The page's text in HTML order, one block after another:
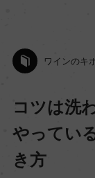
ワインのキ
コツは洗
やってい
き方